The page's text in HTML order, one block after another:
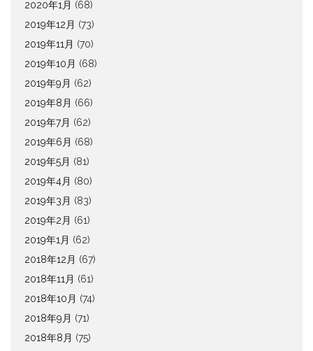
2020年1月 (68)
2019年12月 (73)
2019年11月 (70)
2019年10月 (68)
2019年9月 (62)
2019年8月 (66)
2019年7月 (62)
2019年6月 (68)
2019年5月 (81)
2019年4月 (80)
2019年3月 (83)
2019年2月 (61)
2019年1月 (62)
2018年12月 (67)
2018年11月 (61)
2018年10月 (74)
2018年9月 (71)
2018年8月 (75)